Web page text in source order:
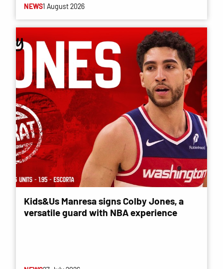
NEWS1 August 2026
Kids&Us Manresa signs Colby Jones, a
versatile guard with NBA experience